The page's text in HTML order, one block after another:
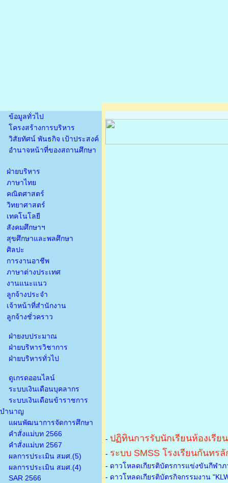
ข้อมูลทั่วไป
โครงสร้างการบริหาร
วิสัยทัศน์ พันธกิจ เป้าประสงค์
อำนาจหน้าที่ของสถานศึกษา
ฝ่ายบริหาร
ภาษาไทย
คณิตศาสตร์
วิทยาศาสตร์
เทคโนโลยี
สังคมศึกษาฯ
สุขศึกษาและพลศึกษา
ศิลปะ
การงานอาชีพ
ภาษาต่างประเทศ
งานแนะแนว
ลูกจ้างประจำ
เจ้าหน้าที่สำนักงาน
ลูกจ้างชั่วคราว
ฝ่ายงบประมาณ
ฝ่ายบริหารวิชาการ
ฝ่ายบริหารทั่วไป
ดูเกรดออนไลน์
ระบบเงินเดือนบุคลากร
ระบบเงินเดือนข้าราชการ
บำนาญ
แผนพัฒนาการจัดการศึกษา
คำสั่งแม่บท 2566
คำสั่งแม่บท 2567
ผลการประเมิน สมศ.(5)
ผลการประเมิน สมศ.(4)
SAR 2566
- ปฏิทินการรับนักเรียนห้องเรีย
- ระบบ SMSS โรงเรียนกันทร
- ดาวโหลดเกียรติบัตรการแข่งขันกีฬา
- ดาวโหลดเกียรติบัตรกิจกรรมงาน